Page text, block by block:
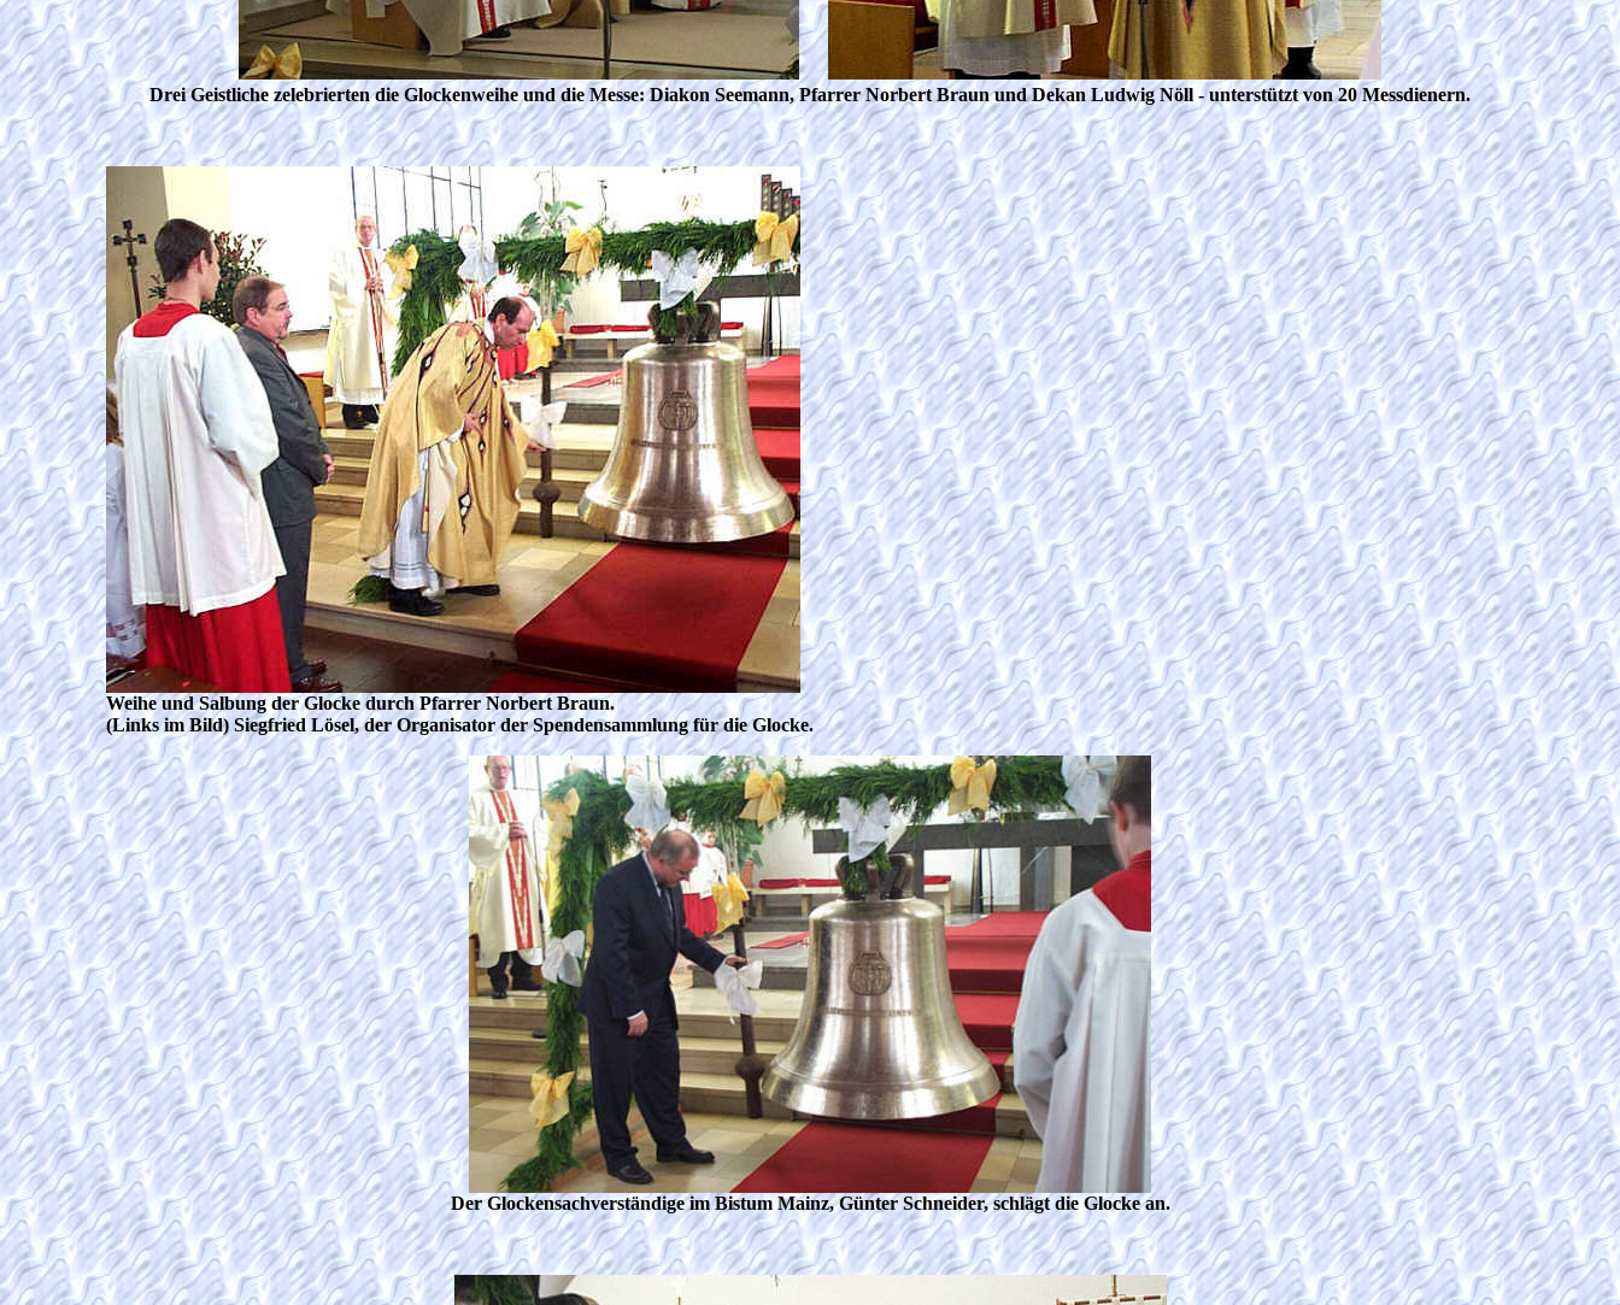
Drei Geistliche zelebrierten die Glockenweihe und die Messe: Diakon Seemann, Pfarrer Norbert Braun und Dekan Ludwig Nöll -unterstützt von 20 Messdienern.
Weihe und Salbung der Glocke durch Pfarrer Norbert Braun.
(Links im Bild) Siegfried Lösel, der Organisator der Spendensammlung für die Glocke.
Der Glockensachverständige im Bistum Mainz, Günter Schneider, schlägt die Glocke an.